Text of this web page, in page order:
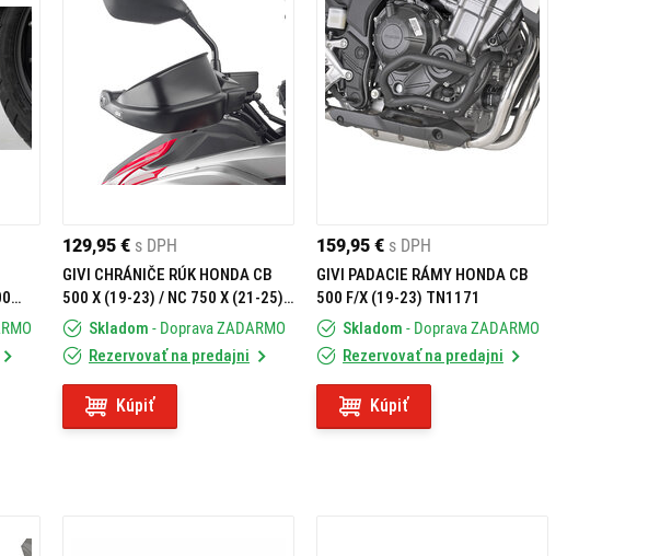
129,95 € s DPH
GIVI CHRÁNIČE RÚK HONDA CB
500 X (19-23) / NC 750 X (21-25) /
NX 500 (24) HP1192B
Skladom - Doprava ZADARMO
Rezervovať na predajni
Kúpiť
159,95 € s DPH
GIVI PADACIE RÁMY HONDA CB
500 F/X (19-23) TN1171
Skladom - Doprava ZADARMO
Rezervovať na predajni
Kúpiť